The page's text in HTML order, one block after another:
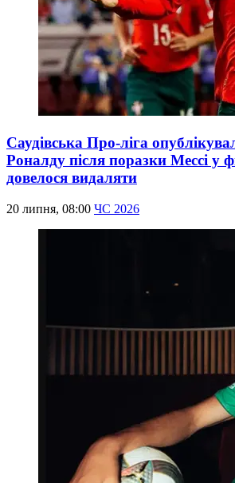
Саудівська Про-ліга
Роналду після поразки Мессі у
довелося видаляти
20 липня, 08:00 ЧС 2026